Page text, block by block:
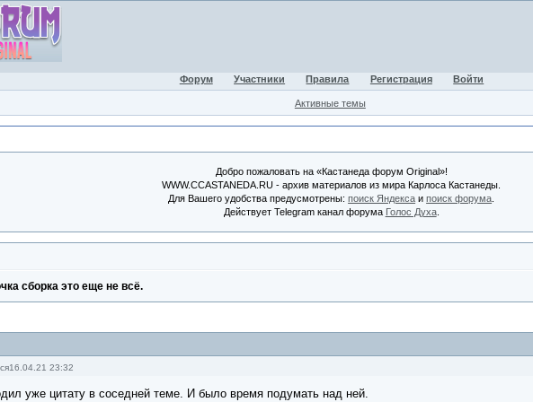
Форум Участники Правила Регистрация Войти
Активные темы
Добро пожаловать на «Кастанеда форум Original»!
WWW.CCASTANEDA.RU - архив материалов из мира Карлоса Кастанеды.
Для Вашего удобства предусмотрены:поиск Яндекса ипоиск форума
Действует Telegram канал форума Голос Духа.
сборка это еще не всё.
16.04.21 23:32
уже цитату в соседней теме. И было время подумать над ней.